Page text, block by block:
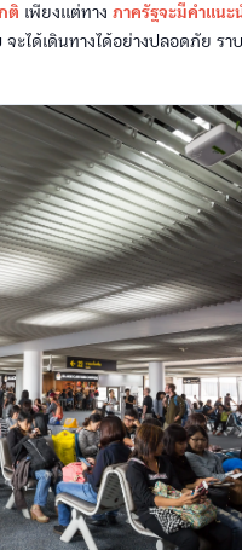
ติ เพียงแต่ทาง ภาครัฐจะมีคำแนะ
จะได้เดินทางได้อย่างปลอดภัย ร